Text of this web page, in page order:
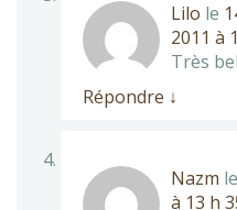
Lilo le
2011 à
Très
Répondre ↓
Nazm le
à 13 h